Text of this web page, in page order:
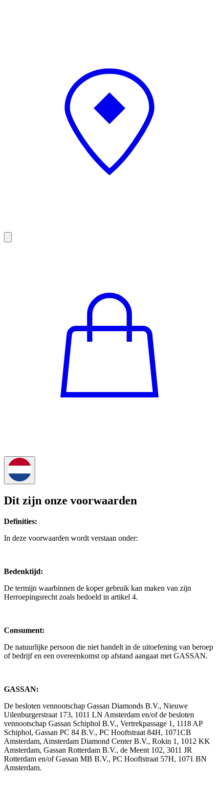
Dit zijn onze voorwaarden
Definities:
In deze voorwaarden wordt verstaan onder:
Bedenktijd:
De termijn waarbinnen de koper gebruik kan maken van zijn
Herroepingsrecht zoals bedoeld in artikel 4.
Consument:
De natuurlijke persoon die niet handelt in de uitoefening van beroep
of bedrijf en een overeenkomst op afstand aangaat met GASSAN.
GASSAN:
De besloten vennootschap Gassan Diamonds B.V., Nieuwe
Uilenburgerstraat 173, 1011 LN Amsterdam en/of de besloten
vennootschap Gassan Schiphol B.V., Vertrekpassage 1, 1118 AP
Schiphol, Gassan PC 84 B.V., PC Hooftstraat 84H, 1071CB
Amsterdam, Amsterdam Diamond Center B.V., Rokin 1, 1012 KK
Amsterdam, Gassan Rotterdam B.V., de Meent 102, 3011 JR
Rotterdam en/of Gassan MB B.V., PC Hooftstraat 57H, 1071 BN
Amsterdam.